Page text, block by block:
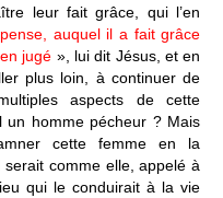
leur fait grâce, qui l’en
auquel il a fait grâce
jugé », lui dit Jésus, et en
plus loin, à continuer de
aspects de cette
homme pécheur ? Mais
cette femme en la
comme elle, appelé à
qui le conduirait à la vie